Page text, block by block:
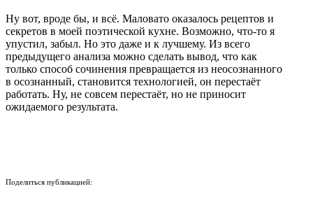
Ну вот, вроде бы, и всё. Маловато оказалось рецептов и
секретов в моей поэтической кухне. Возможно, что-то я
упустил, забыл. Но это даже и к лучшему. Из всего
предыдущего анализа можно сделать вывод, что как
только способ сочинения превращается из неосознанного
в осознанный, становится технологией, он перестаёт
работать. Ну, не совсем перестаёт, но не приносит
ожидаемого результата.
Поделиться публикацией: